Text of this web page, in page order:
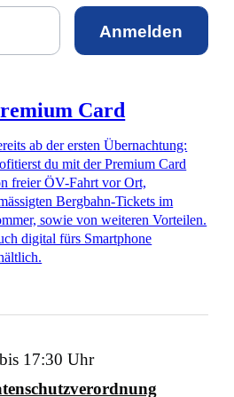
Anmelden
Card
ab der ersten Übernachtung:
du mit der Premium Card
freier ÖV-Fahrt vor Ort,
Bergbahn-Tickets im
sowie von weiteren Vorteilen.
digital fürs Smartphone
17:30 Uhr